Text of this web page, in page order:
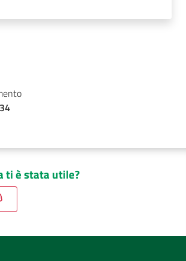
ti è stata utile?